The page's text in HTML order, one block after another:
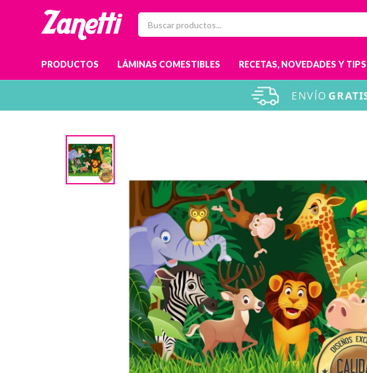
PRODUCTOS LÁMINAS COMESTIBLES RECETAS, NOVEDADES Y TIPS